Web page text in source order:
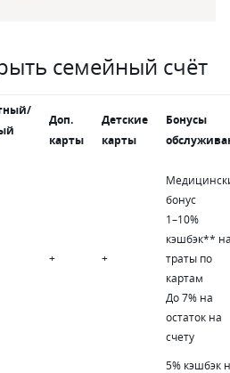
семейный счёт
Доп.
карты
Детские
карты
Бонусы
+ +
бонус
1–10%
кэшбэк**
траты по
картам
До 7% на
остаток на
счету
5% кэшбэк